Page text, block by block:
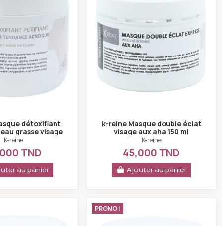
détoxifiant
grasse visage
150 ml
K-reine
TND
au panier
k-reine Masque double éclat
visage aux aha 150 ml
K-reine
45,000 TND
Ajouter au panier
visage 150 ml
k-reine Gommage enzymatique végétal 150ml
PROMO !